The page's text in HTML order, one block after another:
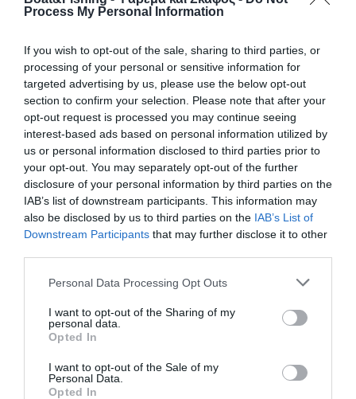
Process My Personal Information
If you wish to opt-out of the sale, sharing to third parties, or
processing of your personal or sensitive information for
targeted advertising by us, please use the below opt-out
section to confirm your selection. Please note that after your
opt-out request is processed you may continue seeing
interest-based ads based on personal information utilized by
us or personal information disclosed to third parties prior to
your opt-out. You may separately opt-out of the further
disclosure of your personal information by third parties on the
IAB’s list of downstream participants. This information may
also be disclosed by us to third parties on the IAB’s List of
Downstream Participants that may further disclose it to other
Personal Data Processing Opt Outs
I want to opt-out of the Sharing of my
personal data.
Opted In
I want to opt-out of the Sale of my
Personal Data.
Opted In
Λιμενικής Αρχής, στο πλαίσιο εποχούμενης περιπολίας,
χωρίς φανούς ναυσιπλοΐας στη θαλάσσια περιοχή “ΒΕΛΑ”
Αιτωλοακαρνανίας και να προσεγγίζει εγκαταστάσεις
υδατοκαλλιέργειας. Κατόπιν διακριτικής επιτήρησης,
διαπιστώθηκε ότι οι […]
Σύλληψη για κλοπή ιχθύων - 500 κιλά
λαυράκια η λεία